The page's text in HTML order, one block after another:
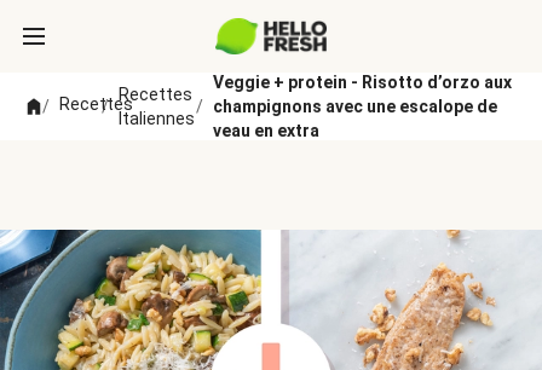
/ Recettes
/
Recettes
Italiennes
/
Veggie + protein - Risotto d’orzo aux
champignons avec une escalope de
veau en extra